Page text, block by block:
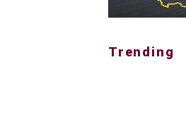
Trending